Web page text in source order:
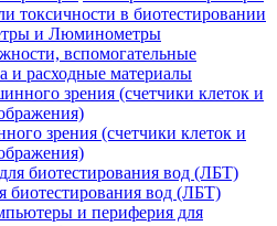
токсичности в биотестировании
и Люминометры
вспомогательные
и расходные материалы
зрения (счетчики клеток и
биотестирования вод (ЛБТ)